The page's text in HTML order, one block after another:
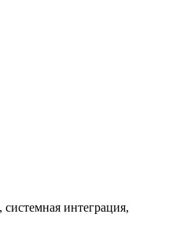
интеграция,